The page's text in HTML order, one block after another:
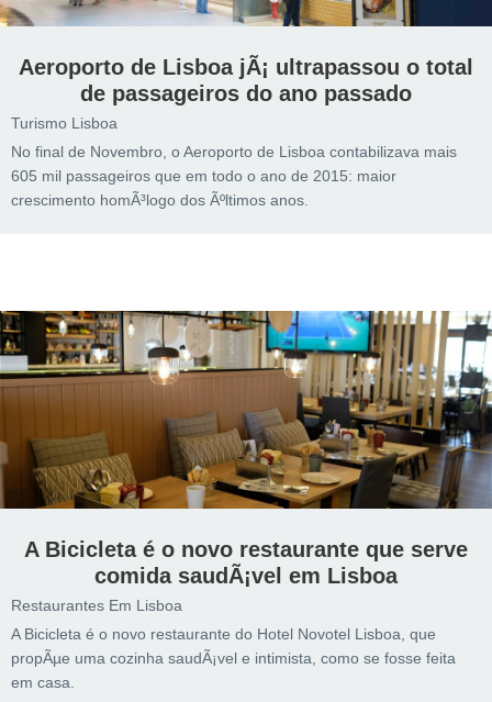
Aeroporto de Lisboa jÃ¡ ultrapassou o total
de passageiros do ano passado
Turismo Lisboa
No final de Novembro, o Aeroporto de Lisboa contabilizava mais
605 mil passageiros que em todo o ano de 2015: maior
crescimento homÃ³logo dos Ãºltimos anos.
A Bicicleta é o novo restaurante que serve
comida saudÃ¡vel em Lisboa
Restaurantes Em Lisboa
A Bicicleta é o novo restaurante do Hotel Novotel Lisboa, que
propÃµe uma cozinha saudÃ¡vel e intimista, como se fosse feita
em casa.